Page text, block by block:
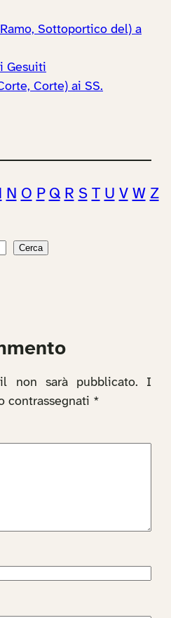
Sottoportico del) a
Gesuiti
Corte) ai SS.
N O P Q R S T U V W Z
Cerca
non sarà pubblicato.
I
contrassegnati *